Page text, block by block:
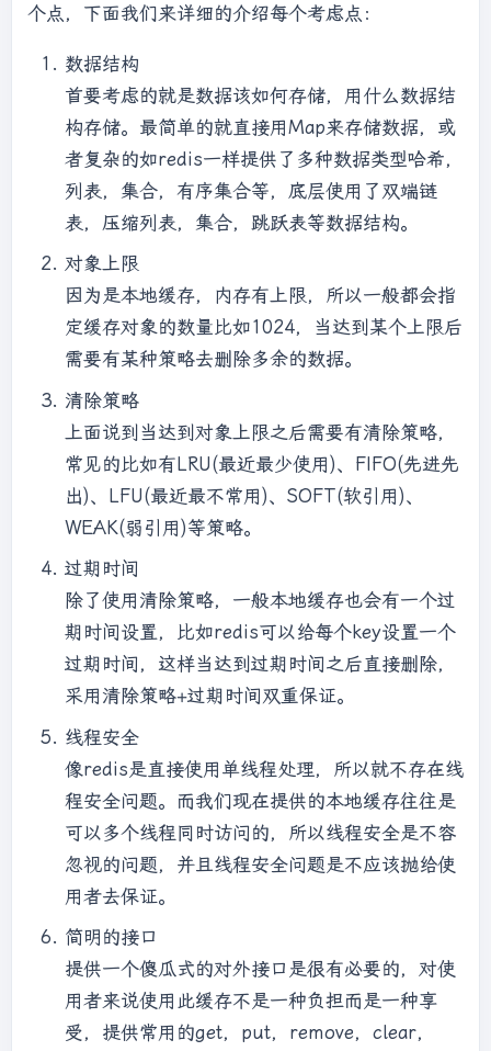
个点，下面我们来详细的介绍每个考虑点：
数据结构
首要考虑的就是数据该如何存储，用什么数据结
构存储。最简单的就直接用Map来存储数据，或
者复杂的如redis一样提供了多种数据类型哈希，
列表，集合，有序集合等，底层使用了双端链
表，压缩列表，集合，跳跃表等数据结构。
对象上限
因为是本地缓存，内存有上限，所以一般都会指
定缓存对象的数量比如1024，当达到某个上限后
需要有某种策略去删除多余的数据。
清除策略
上面说到当达到对象上限之后需要有清除策略，
常见的比如有LRU(最近最少使用)、FIFO(先进先
出)、LFU(最近最不常用)、SOFT(软引用)、
WEAK(弱引用)等策略。
过期时间
除了使用清除策略，一般本地缓存也会有一个过
期时间设置，比如redis可以给每个key设置一个
过期时间，这样当达到过期时间之后直接删除，
采用清除策略+过期时间双重保证。
线程安全
像redis是直接使用单线程处理，所以就不存在线
程安全问题。而我们现在提供的本地缓存往往是
可以多个线程同时访问的，所以线程安全是不容
忽视的问题，并且线程安全问题是不应该抛给使
用者去保证。
简明的接口
提供一个傻瓜式的对外接口是很有必要的，对使
用者来说使用此缓存不是一种负担而是一种享
受，提供常用的get，put，remove，clear，